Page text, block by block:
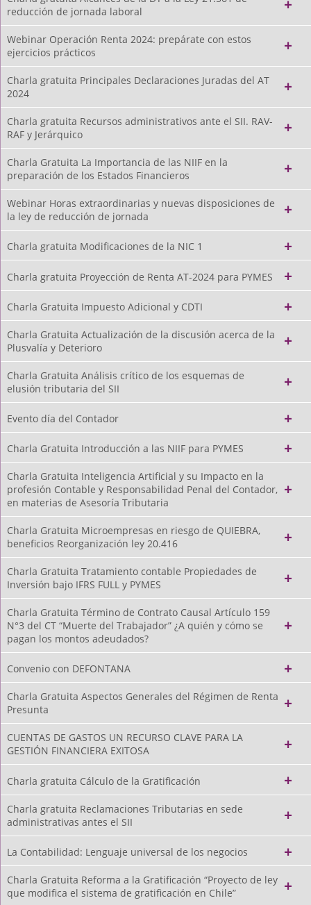
reducción de jornada laboral
Webinar Operación Renta 2024: prepárate con estos
ejercicios prácticos
Charla gratuita Principales Declaraciones Juradas del AT
2024
Charla gratuita Recursos administrativos ante el SII. RAV-
RAF y Jerárquico
Charla Gratuita La Importancia de las NIIF en la
preparación de los Estados Financieros
Webinar Horas extraordinarias y nuevas disposiciones de
la ley de reducción de jornada
Charla gratuita Modificaciones de la NIC 1
Charla gratuita Proyección de Renta AT-2024 para PYMES
Charla Gratuita Impuesto Adicional y CDTI
Charla Gratuita Actualización de la discusión acerca de la
Plusvalía y Deterioro
Charla Gratuita Análisis crítico de los esquemas de
elusión tributaria del SII
Evento día del Contador
Charla Gratuita Introducción a las NIIF para PYMES
Charla Gratuita Inteligencia Artificial y su Impacto en la
profesión Contable y Responsabilidad Penal del Contador,
en materias de Asesoría Tributaria
Charla Gratuita Microempresas en riesgo de QUIEBRA,
beneficios Reorganización ley 20.416
Charla Gratuita Tratamiento contable Propiedades de
Inversión bajo IFRS FULL y PYMES
Charla Gratuita Término de Contrato Causal Artículo 159
N°3 del CT “Muerte del Trabajador” ¿A quién y cómo se
pagan los montos adeudados?
Convenio con DEFONTANA
Charla Gratuita Aspectos Generales del Régimen de Renta
Presunta
CUENTAS DE GASTOS UN RECURSO CLAVE PARA LA
GESTIÓN FINANCIERA EXITOSA
Charla gratuita Cálculo de la Gratificación
Charla gratuita Reclamaciones Tributarias en sede
administrativas antes el SII
La Contabilidad: Lenguaje universal de los negocios
Charla Gratuita Reforma a la Gratificación “Proyecto de ley
que modifica el sistema de gratificación en Chile”